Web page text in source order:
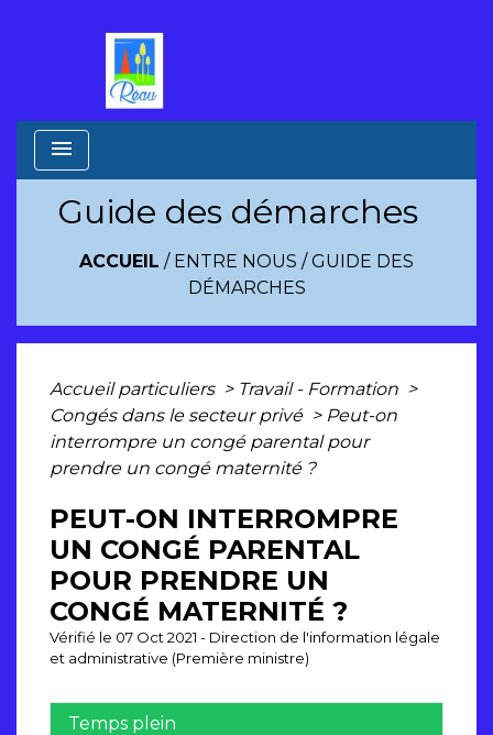
menu
Guide des démarches
ACCUEIL / ENTRE NOUS /GUIDE DES
DÉMARCHES
Accueil particuliers > Travail - Formation >
Congés dans le secteur privé > Peut-on
interrompre un congé parental pour
prendre un congé maternité ?
PEUT-ON INTERROMPRE
UN CONGÉ PARENTAL
POUR PRENDRE UN
CONGÉ MATERNITÉ ?
Vérifié le 07 Oct 2021 - Direction de l'information légale
et administrative (Première ministre)
Temps plein